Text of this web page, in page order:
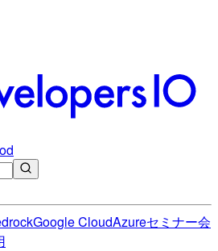
Google CloudAzureセミナー会